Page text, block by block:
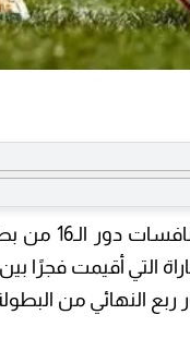
التي أقيمت فجرًا
النهائي من